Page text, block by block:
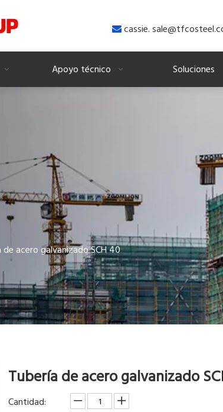
 cassie.
Apoyo técnico Soluciones
de acero galvanizado SCH 40
Tubería de acero galvanizado
Cantidad: